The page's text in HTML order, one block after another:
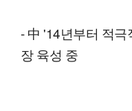
- 中 '14년부터 적
장 육성 중